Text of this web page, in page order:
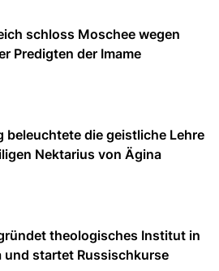
schloss Moschee wegen
Predigten der Imame
beleuchtete die geistliche Lehre
Nektarius von Ägina
theologisches Institut in
und startet Russischkurse